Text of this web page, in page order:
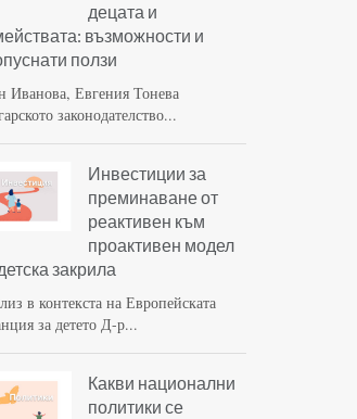
децата и
възможности и
ползи
Иванова, Евгения Тонева
законодателство...
Инвестиции за
преминаване от
реактивен към
проактивен модел
закрила
в контекста на Европейската
за детето Д-р...
Какви национални
политики се